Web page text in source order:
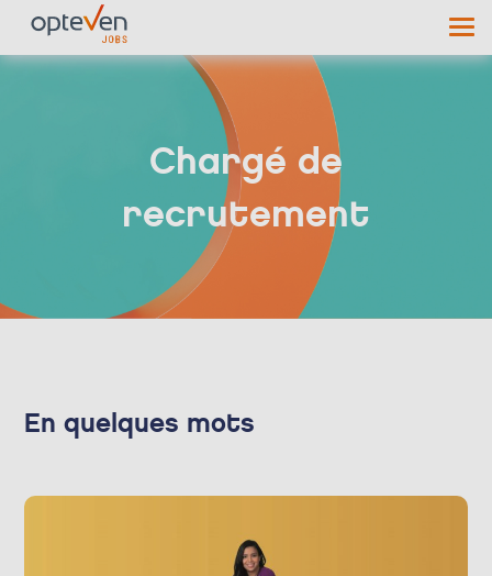
Chargé de
recrutement
En quelques mots